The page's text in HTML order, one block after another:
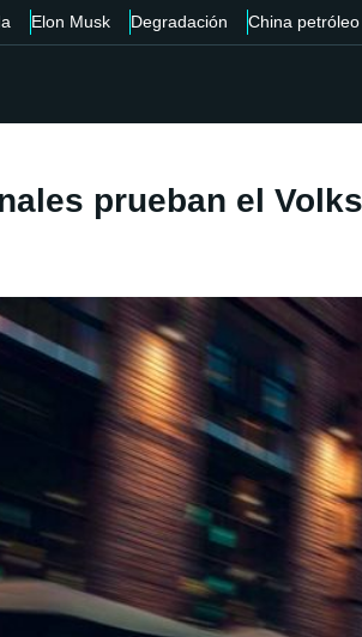
Elon Musk Degradación China petróleo
prueban el